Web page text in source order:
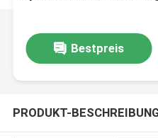
Bestpreis
PRODUKT-